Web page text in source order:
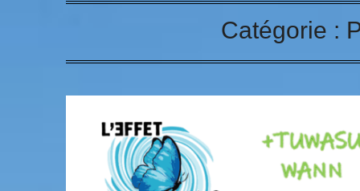
Catégorie :